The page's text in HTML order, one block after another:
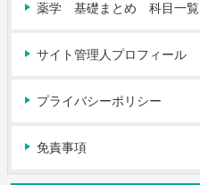
薬学 基礎まとめ 科目一覧
サイト管理人プロフィール
プライバシーポリシー
免責事項